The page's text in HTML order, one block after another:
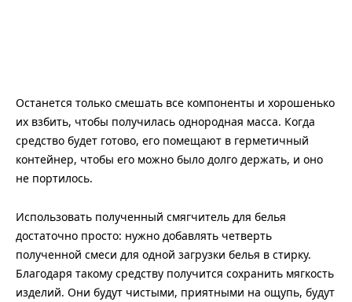
Останется только смешать все компоненты и хорошенько
их взбить, чтобы получилась однородная масса. Когда
средство будет готово, его помещают в герметичный
контейнер, чтобы его можно было долго держать, и оно
не портилось.
Использовать полученный смягчитель для белья
достаточно просто: нужно добавлять четверть
полученной смеси для одной загрузки белья в стирку.
Благодаря такому средству получится сохранить мягкость
изделий. Они будут чистыми, приятными на ощупь, будут